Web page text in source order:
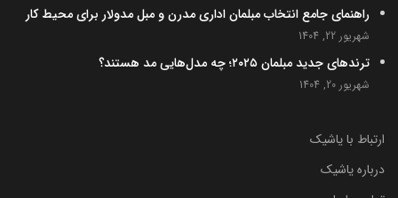
راهنمای جامع انتخاب مبلمان اداری مدرن و مبل مدولار برای محیط کار
شهریور 22, 1404
ترندهای جدید مبلمان ۲۰۲۵؛ چه مدل‌هایی مد هستند؟
شهریور 20, 1404
ارتباط با یاشیک
درباره یاشیک